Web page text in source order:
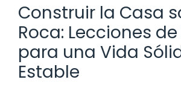
Construir la Casa
Roca: Lecciones
para una Vida
Estable